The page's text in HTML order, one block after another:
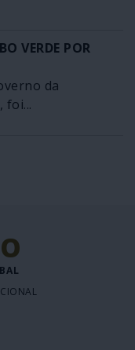
VERDE POR
da
foi...